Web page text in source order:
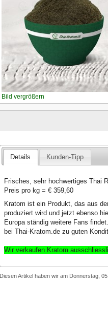
Bild vergrößern
Details Kunden-Tipp
Frisches, sehr hochwertiges Thai
Preis pro kg = € 359,60
Kratom ist ein Produkt, das aus
produziert wird und jetzt ebenso
Europa ständig weitere Fans
bei Thai-Kratom.de zu guten
Wir verkaufen Kratom
Diesen Artikel haben wir am Donnerstag,